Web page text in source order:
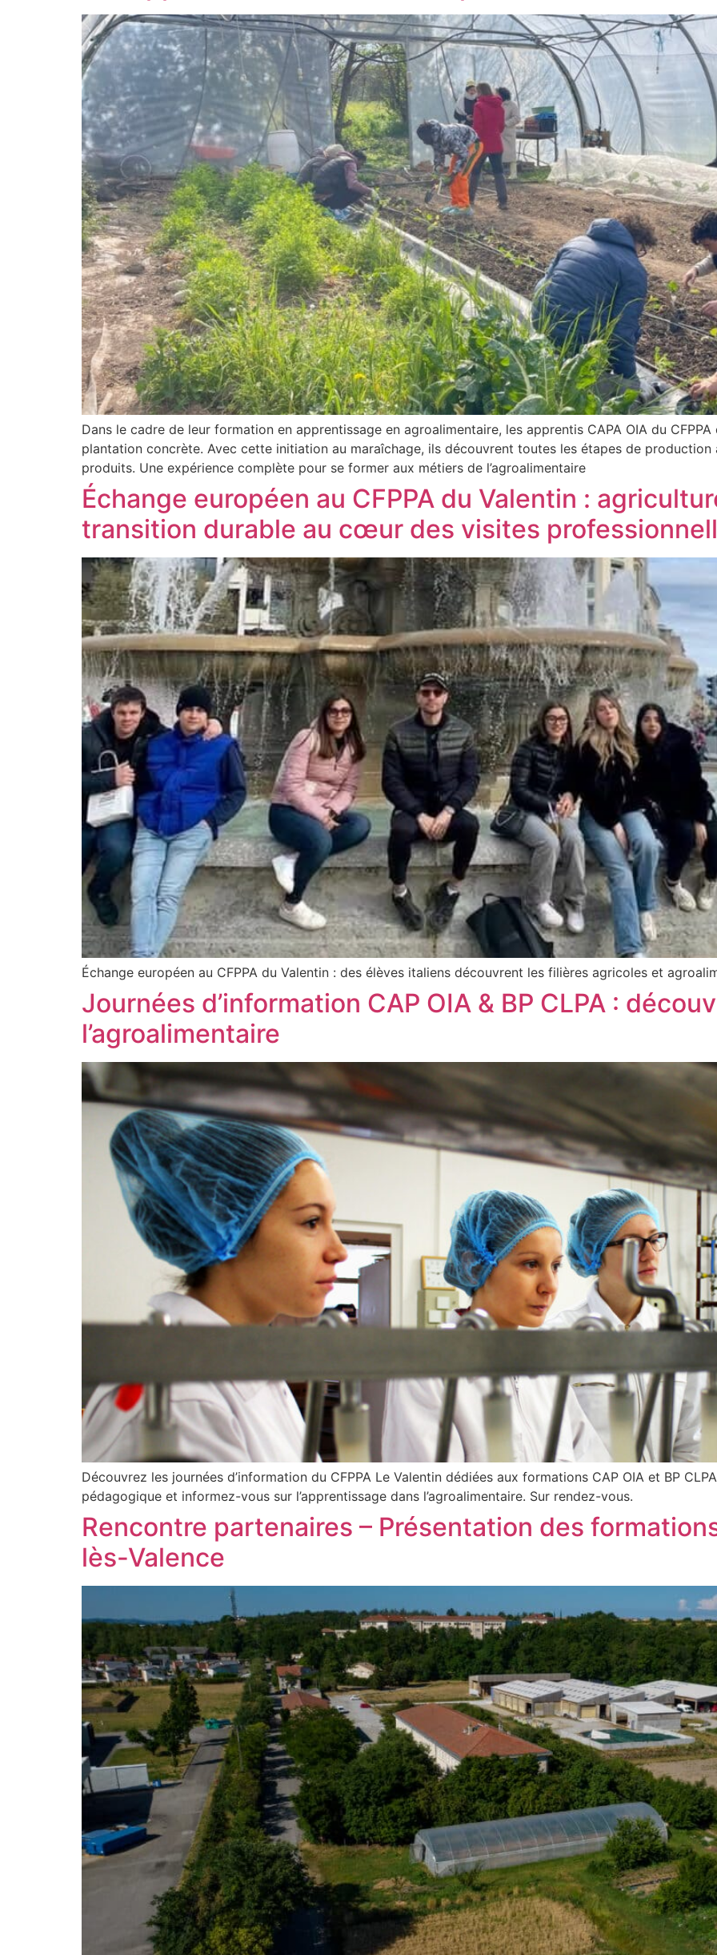
Dans le cadre de leur formation en apprentissage en agroalimentaire, les apprentis CAPA OIA du
plantation concrète. Avec cette initiation au maraîchage, ils découvrent toutes les étapes de
produits. Une expérience complète pour se former aux métiers de l’agroalimentaire
Échange européen au CFPPA du Valentin :
transition durable au cœur des visites
Échange européen au CFPPA du Valentin : des élèves italiens découvrent les filières agricoles et
Journées d’information CAP OIA & BP CLPA :
l’agroalimentaire
Découvrez les journées d’information du CFPPA Le Valentin dédiées aux formations CAP OIA et BP
pédagogique et informez-vous sur l’apprentissage dans l’agroalimentaire. Sur rendez-vous.
Rencontre partenaires – Présentation des
lès-Valence